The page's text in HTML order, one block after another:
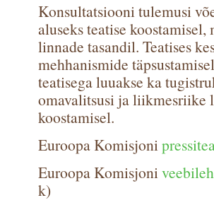
Konsultatsiooni tulemusi
aluseks teatise
linnade tasandil. Teatises
mehhanismide
teatisega luuakse ka
omavalitsusi ja liikmesriike
koostamisel.
Euroopa Komisjoni
Euroopa Komisjoni
k)